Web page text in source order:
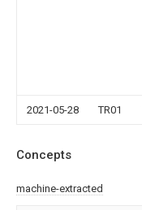
2021-05-28 TR01
Concepts
machine-extracted